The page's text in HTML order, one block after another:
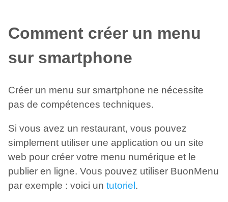
Comment créer un menu
sur smartphone
Créer un menu sur smartphone ne nécessite
pas de compétences techniques.
Si vous avez un restaurant, vous pouvez
simplement utiliser une application ou un site
web pour créer votre menu numérique et le
publier en ligne. Vous pouvez utiliser BuonMenu
par exemple : voici un tutoriel .